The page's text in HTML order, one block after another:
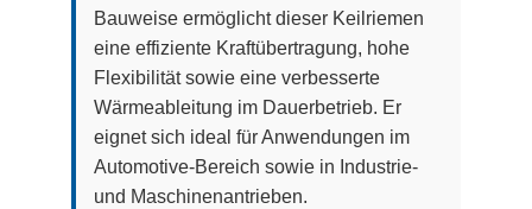
Bauweise ermöglicht dieser Keilriemen
eine effiziente Kraftübertragung, hohe
Flexibilität sowie eine verbesserte
Wärmeableitung im Dauerbetrieb. Er
eignet sich ideal für Anwendungen im
Automotive-Bereich sowie in Industrie-
und Maschinenantrieben.